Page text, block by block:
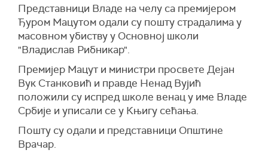
Представници Владе на челу са премијером
Ђуром Мацутом одали су пошту страдалима у
масовном убиству у Основној школи
"Владислав Рибникар".
Премијер Мацут и министри просвете Дејан
Вук Станковић и правде Ненад Вујић
положили су испред школе венац у име Владе
Србије и уписали се у Књигу сећања.
Пошту су одали и представници Општине
Врачар.